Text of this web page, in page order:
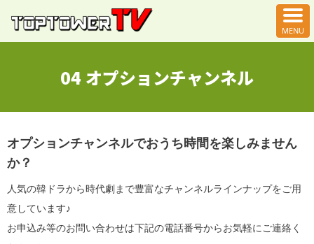
04 オプションチャンネル
オプションチャンネルでおうち時間を楽しみません
か？
人気の韓ドラから時代劇まで豊富なチャンネルラインナップをご用
意しています♪
お申込み等のお問い合わせは下記の電話番号からお気軽にご連絡く